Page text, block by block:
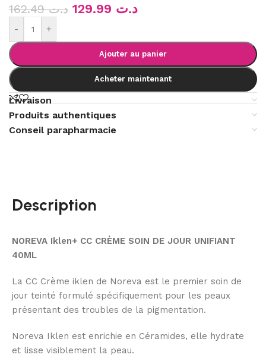
د.ت162.49 د.ت
- +
Ajouter au panier
Acheter maintenant
Livraison
Produits authentiques
Conseil parapharmacie
Description
NOREVA Iklen+ CC CRÈME SOIN DE JOUR UNIFIANT
40ML
La CC Crème iklen de Noreva est le premier soin de
jour teinté formulé spécifiquement pour les peaux
présentant des troubles de la pigmentation.
Noreva Iklen est enrichie en Céramides, elle hydrate
et lisse visiblement la peau.